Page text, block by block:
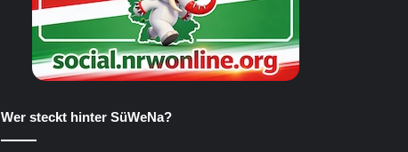
Wer steckt hinter SüWeNa?